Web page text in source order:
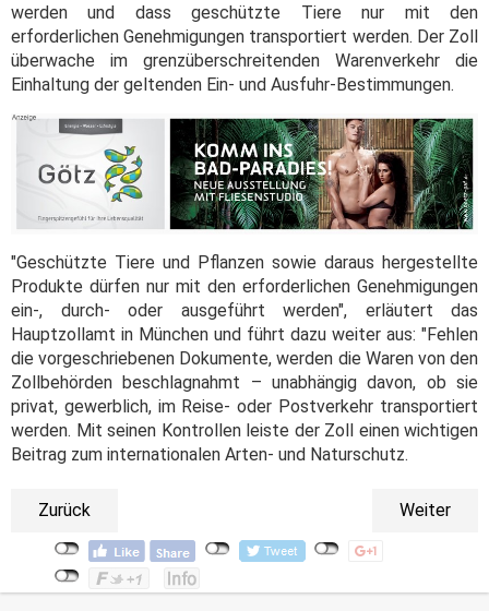
werden und dass geschützte Tiere nur mit den
erforderlichen Genehmigungen transportiert werden. Der Zoll
überwache im grenzüberschreitenden Warenverkehr die
Einhaltung der geltenden Ein- und Ausfuhr-Bestimmungen.
"Geschützte Tiere und Pflanzen sowie daraus hergestellte
Produkte dürfen nur mit den erforderlichen Genehmigungen
ein-, durch- oder ausgeführt werden", erläutert das
Hauptzollamt in München und führt dazu weiter aus: "Fehlen
die vorgeschriebenen Dokumente, werden die Waren von den
Zollbehörden beschlagnahmt – unabhängig davon, ob sie
privat, gewerblich, im Reise- oder Postverkehr transportiert
werden. Mit seinen Kontrollen leiste der Zoll einen wichtigen
Beitrag zum internationalen Arten- und Naturschutz.
Zurück Weiter